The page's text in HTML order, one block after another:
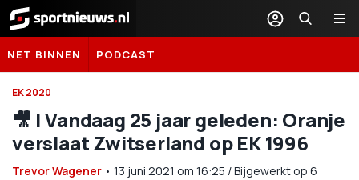
Sportnieuws.nl
NET BINNEN PODCAST
EK 2020
🎥 | Vandaag 25 jaar geleden: Oranje
verslaat Zwitserland op EK 1996
Trevor Wagener • 13 juni 2021 om 16:25 /Bijgewerkt op 6